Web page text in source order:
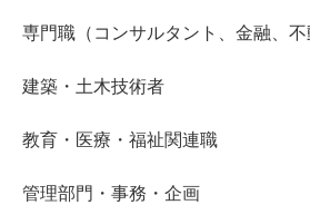
専門職（コンサルタント、金融、不
建築・土木技術者
教育・医療・福祉関連職
管理部門・事務・企画